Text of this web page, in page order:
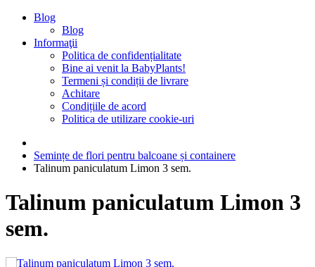
Blog
Blog
Informaţii
Politica de confidențialitate
Bine ai venit la BabyPlants!
Termeni și condiții de livrare
Achitare
Condițiile de acord
Politica de utilizare cookie-uri
Semințe de flori pentru balcoane și containere
Talinum paniculatum Limon 3 sem.
Talinum paniculatum Limon 3
sem.